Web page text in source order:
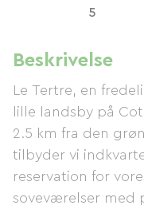
5
Beskrivelse
Le Tertre, en
lille landsby på
2.5 km fra den
tilbyder vi
reservation for
soveværelser med